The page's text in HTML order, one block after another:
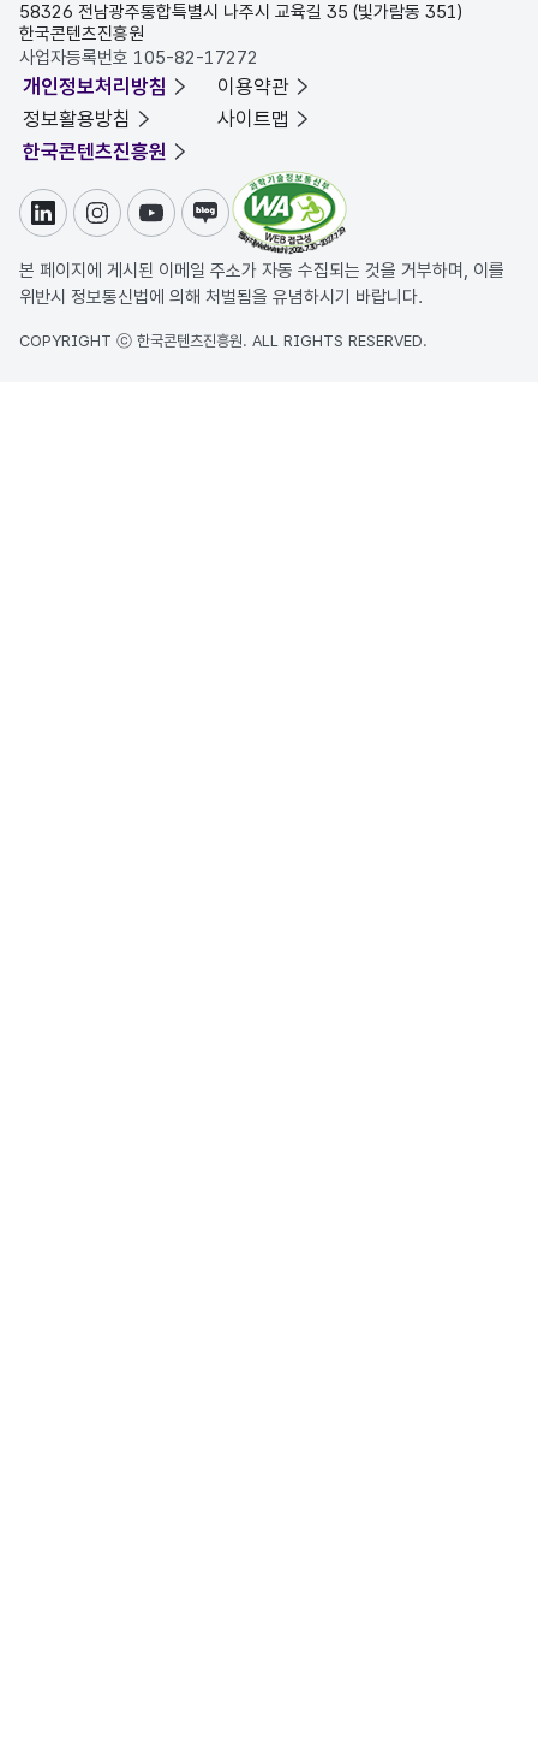
58326 전남광주통합특별시 나주시 교육길 35 (빛가람동 351)
한국콘텐츠진흥원
사업자등록번호 105-82-17272
개인정보처리방침
이용약관
정보활용방침
사이트맵
한국콘텐츠진흥원
링크드인인스타그램
유튜브블로그
본 페이지에 게시된 이메일 주소가 자동 수집되는 것을 거부하며, 이를
위반시 정보통신법에 의해 처벌됨을 유념하시기 바랍니다.
COPYRIGHT ⓒ 한국콘텐츠진흥원. ALL RIGHTS RESERVED.